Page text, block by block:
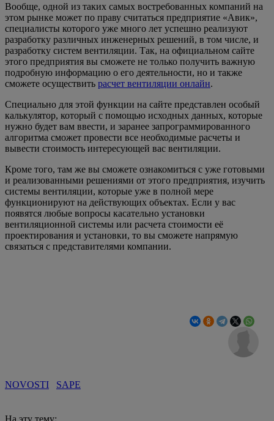
Вообще, одной из таких самых востребованных компаний на
этом рынке может по праву считаться предприятие «Авик»,
специалисты которого уже много лет успешно реализуют
разработку различных инженерных решений, в том числе, и
разработку систем вентиляции. Так, на официальном сайте
этого предприятия вы сможете не только получить важную
подробную информацию о его деятельности, но и также
сможете осуществить расчет вентиляции онлайн.
Специально для этой функции на сайте представлен особый
калькулятор, который с помощью исходных данных, которые
нужно будет вам ввести, и заранее запрограммированного
алгоритма сможет провести все необходимые расчеты и
вывести стоимость интересующей вас вентиляции.
Кроме того, там же вы сможете ознакомиться с уже готовыми
и реализованными решениями от этого предприятия, изучить
системы вентиляции, которые уже в полной мере
функционируют на действующих объектах. Если у вас
появятся любые вопросы касательно установки
вентиляционной системы или расчета стоимости её
проектирования и установки, то вы сможете напрямую
связаться с представителями компании.
NOVOSTI SAPE
На эту тему: